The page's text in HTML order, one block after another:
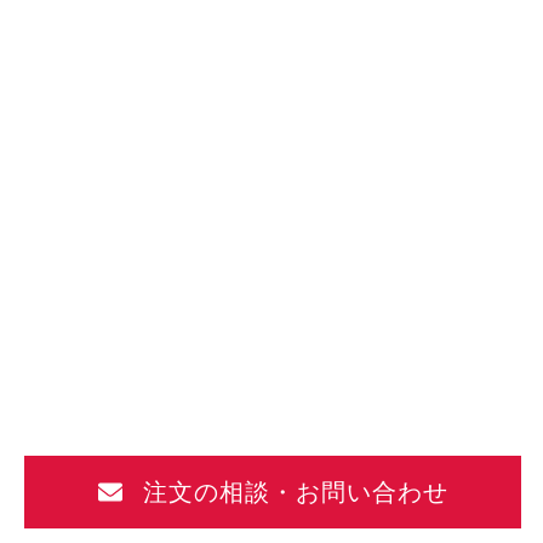
葉
注文の相談・お問い合わせ